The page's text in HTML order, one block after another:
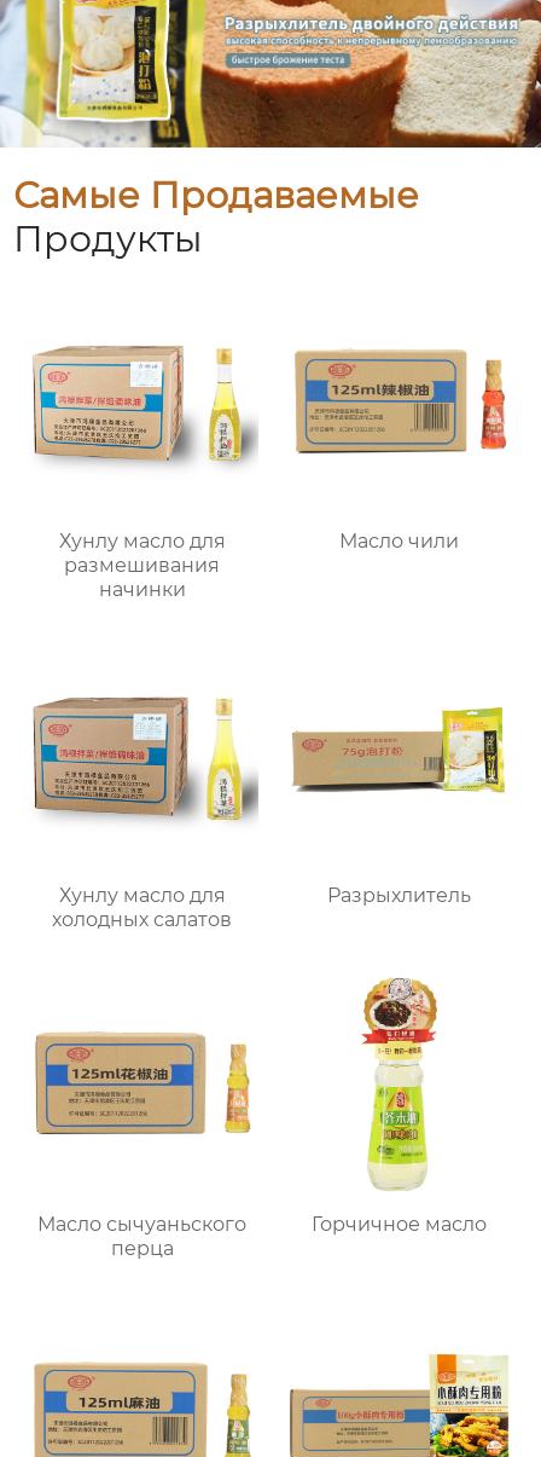
Самые Продаваемые
Продукты
Хунлу масло для
размешивания
начинки
Масло чили
Хунлу масло для
холодных салатов
Разрыхлитель
Масло сычуаньского
перца
Горчичное масло